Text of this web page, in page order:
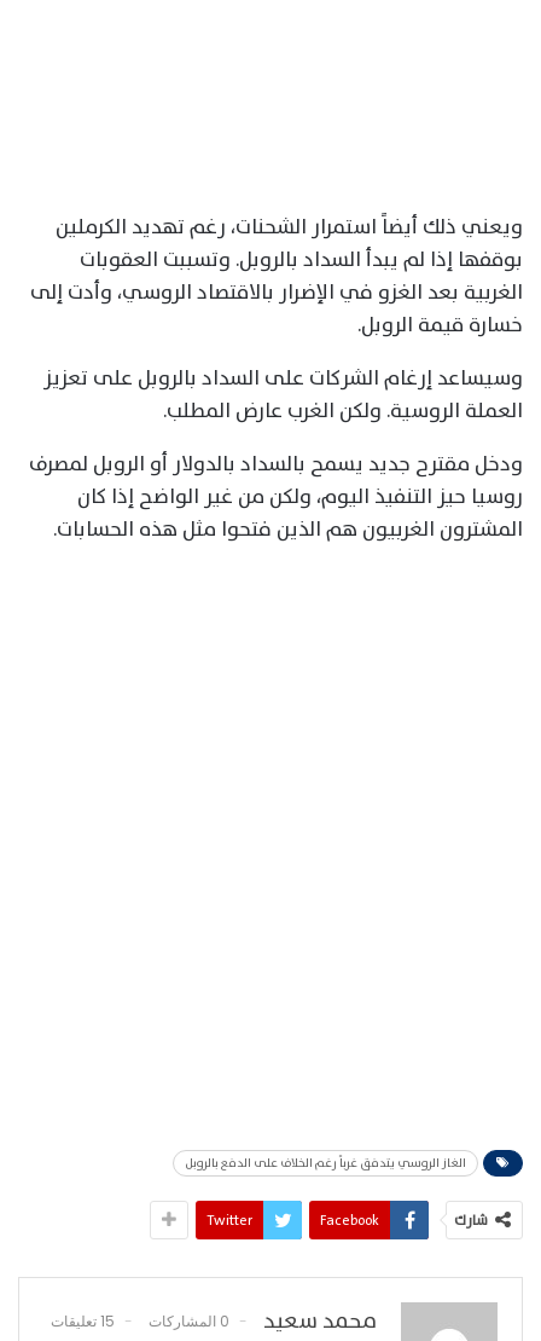
ويعني ذلك أيضاً استمرار الشحنات، رغم تهديد الكرملين
بوقفها إذا لم يبدأ السداد بالروبل. وتسببت العقوبات
الغربية بعد الغزو في الإضرار بالاقتصاد الروسي، وأدت إلى
خسارة قيمة الروبل.
وسيساعد إرغام الشركات على السداد بالروبل على تعزيز
العملة الروسية. ولكن الغرب عارض المطلب.
ودخل مقترح جديد يسمح بالسداد بالدولار أو الروبل لمصرف
روسيا حيز التنفيذ اليوم، ولكن من غير الواضح إذا كان
المشترون الغربيون هم الذين فتحوا مثل هذه الحسابات.
الغاز الروسي يتدفق غرباً رغم الخلاف على الدفع بالروبل
شارك Facebook
Twitter
محمد سعيد 0 المشاركات 15 تعليقات